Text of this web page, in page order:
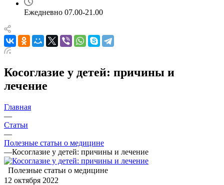
Ежедневно 07.00-21.00
Косоглазие у детей: причины и
лечение
Главная
—
Статьи
—
Полезные статьи о медицине
—Косоглазие у детей: причины и лечение
Полезные статьи о медицине
12 октября 2022